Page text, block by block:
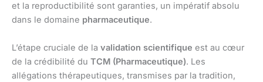
et la reproductibilité sont garanties, un impératif absolu
dans le domaine pharmaceutique.
L’étape cruciale de la validation scientifique est au cœur
de la crédibilité du TCM (Pharmaceutique). Les
allégations thérapeutiques, transmises par la tradition,